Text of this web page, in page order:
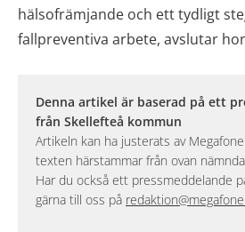
hälsofrämjande och ett tydligt
fallpreventiva arbete, avslutar
Denna artikel är baserad på ett
från Skellefteå kommun
Artikeln kan ha justerats av
texten härstammar från ovan
Har du också ett pressmeddelande
gärna till oss på